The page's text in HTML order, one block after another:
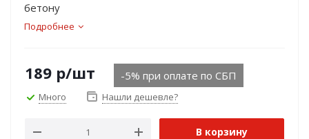
бетону
Подробнее
189 р/шт -5% при оплате по СБП
Много Нашли дешевле?
В корзину